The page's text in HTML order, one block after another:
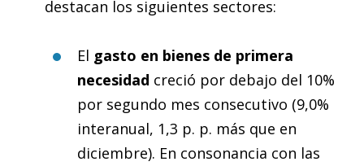
destacan los siguientes sectores:
El gasto en bienes de primera
necesidad creció por debajo del 10%
por segundo mes consecutivo (9,0%
interanual, 1,3 p. p. más que en
diciembre). En consonancia con las